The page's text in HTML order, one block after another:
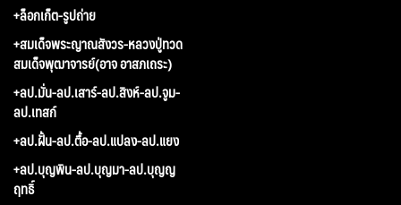
+ล็อกเก็ต-รูปถ่าย
+สมเด็จพระญาณสังวร-หลวงปู่ทวด
สมเด็จพุฒาจารย์(อาจ อาสภเถระ)
+ลป.มั่น-ลป.เสาร์-ลป.สิงห์-ลป.จูม-
ลป.เทสก์
+ลป.ฝั้น-ลป.ตื้อ-ลป.แปลง-ลป.แยง
+ลป.บุญพิน-ลป.บุญมา-ลป.บุญญ
ฤทธิ์